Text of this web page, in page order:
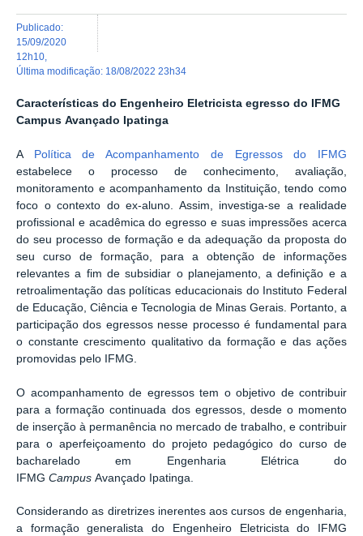
publicado:
15/09/2020
12h10
última modificação: 18/08/2022 23h34
Características do Engenheiro Eletricista egresso do IFMG
Campus Avançado Ipatinga
A
Política de Acompanhamento de Egressos do IFMG
estabelece o processo de conhecimento, avaliação,
monitoramento e acompanhamento da Instituição, tendo como
foco o contexto do ex-aluno. Assim, investiga-se a realidade
profissional e acadêmica do egresso e suas impressões acerca
do seu processo de formação e da adequação da proposta do
seu curso de formação, para a obtenção de informações
relevantes a fim de subsidiar o planejamento, a definição e a
retroalimentação das políticas educacionais do Instituto Federal
de Educação, Ciência e Tecnologia de Minas Gerais. Portanto, a
participação dos egressos nesse processo é fundamental para
o constante crescimento qualitativo da formação e das ações
promovidas pelo IFMG.
O acompanhamento de egressos tem o objetivo de contribuir
para a formação continuada dos egressos, desde o momento
de inserção à permanência no mercado de trabalho, e contribuir
para o aperfeiçoamento do projeto pedagógico do curso de
bacharelado em Engenharia Elétrica do
IFMG Campus Avançado Ipatinga.
Considerando as diretrizes inerentes aos cursos de engenharia,
a formação generalista do Engenheiro Eletricista do IFMG